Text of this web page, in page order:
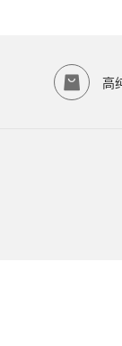
ECOTOP
参照产品说明书中
高